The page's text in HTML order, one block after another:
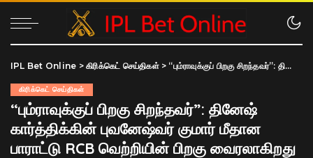
IPL Bet Online >கிரிக்கெட் செய்திகள்> “பும்ராவுக்குப் பிறகு சிறந்தவர்”: தினேஷ் கார்த்திக்கின் புவனேஷ்வர் குமார் மீதான பாராட்டு RCB வெற்றியின் பிறகு வைரலாகிறது
கிரிக்கெட் செய்திகள்
“பும்ராவுக்குப் பிறகு சிறந்தவர்”: தினேஷ்
கார்த்திக்கின் புவனேஷ்வர் குமார் மீதான
பாராட்டு RCB வெற்றியின் பிறகு வைரலாகிறது